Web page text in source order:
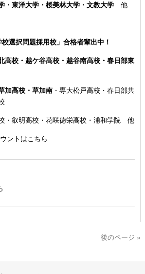
・東洋大学・桜美林大学・文教大学 他
選択問題採用校」合格者輩出中！
高校・越ケ谷高校・越谷南高校・春日部東
加高校・草加南・専大松戸高校 ・春日部共
・叡明高校・花咲徳栄高校・浦和学院 他
ントはこちら
後のページ »